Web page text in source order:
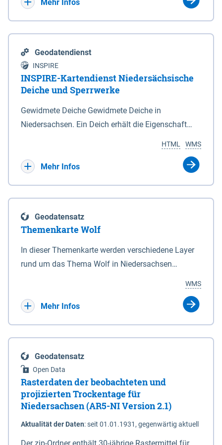
Mehr Infos
Geodatendienst
INSPIRE
INSPIRE-Kartendienst Niedersächsische
Deiche und Sperrwerke
Gewidmete Deiche Gewidmete Deiche in
Niedersachsen. Ein Deich erhält die Eigenschaft
Deichbehörde durch Verordnung ausspricht. Für
enthalten. Sperrwerke Sperrwerke sind Bauwerke
mit Sperrvorrichtungen in Tidegewässern, die dem
Schutz eines Gebietes vor erhöhten Tiden, vor allem
vor Sturmfluten, zu dienen bestimmt sind (§2 Abs.3
Eigenschaft eines Sperrwerkes durch Widmung, die
die Deichbehörde durch Verordnung ausspricht.
WMS
HTML
Mehr Infos
Geodatensatz
Themenkarte Wolf
In dieser Themenkarte werden verschiedene Layer
rund um das Thema Wolf in Niedersachsen
sowie Status der bestehenden Wolfsterritorien im
laufenden Monitoringjahr.
WMS
Mehr Infos
Geodatensatz
Open Data
Rasterdaten der beobachteten und
projizierten Trockentage für
Niedersachsen (AR5-NI Version 2.1)
Aktualität der Daten:seit 01.01.1931, gegenwärtig aktuell